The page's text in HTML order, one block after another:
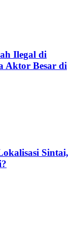
Ilegal di
Aktor Besar di
Sintai,